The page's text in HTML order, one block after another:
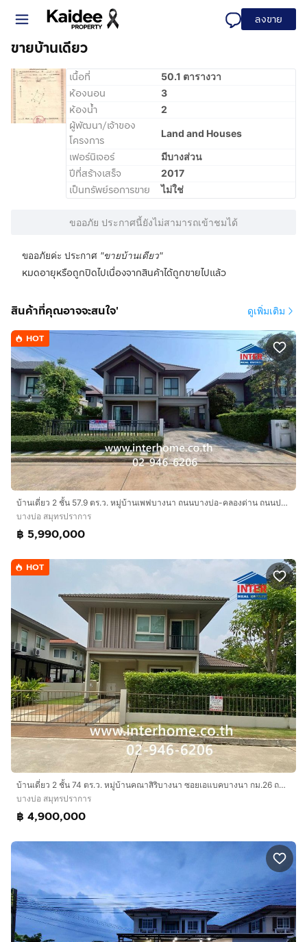
ลงขาย
ขายบ้านเดียว
เนื้อที่ 50.1 ตารางวา
ห้องนอน 3
ห้องน้ำ 2
ผู้พัฒนา/เจ้าของ
โครงการ
Land and Houses
เฟอร์นิเจอร์ มีบางส่วน
ปีที่สร้างเสร็จ 2017
เป็นทรัพย์รอการขาย ไม่ใช่
ขออภัย ประกาศนี้ยังไม่สามารถเข้าชมได้
ขออภัยค่ะ ประกาศ "ขายบ้านเดียว"
หมดอายุหรือถูกปิดไปเนื่องจากสินค้าได้ถูกขายไปแล้ว
สินค้าที่คุณอาจจะสนใจ' ดูเพิ่มเติม
HOT
บ้านเดี่ยว 2 ชั้น 57.9 ตร.ว. หมู่บ้านเพฟบางนา ถนนบางบ่อ-คลองด่าน ถนนปานวิถี บางบ่อ สมุทรปราการ
บางบ่อ สมุทรปราการ
฿ 5,990,000
HOT
บ้านเดี่ยว 2 ชั้น 74 ตร.ว. หมู่บ้านคณาสิริบางนา ซอยเอแบคบางนา กม.26 ถนนบางนา- ตราด ถนนบางบ่อ บางบ่อ สมุทรปราการ
บางบ่อ สมุทรปราการ
฿ 4,900,000